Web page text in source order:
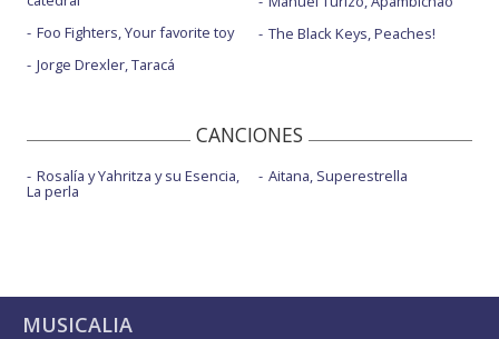
Foo Fighters, Your favorite toy
Jorge Drexler, Taracá
The Black Keys, Peaches!
CANCIONES
Rosalía y Yahritza y su Esencia,
La perla
Aitana, Superestrella
MUSICALIA